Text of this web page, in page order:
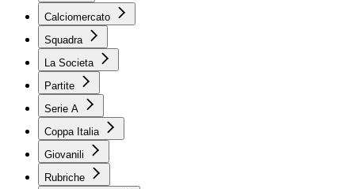
Calciomercato
Squadra
La Societa
Partite
Serie A
Coppa Italia
Giovanili
Rubriche